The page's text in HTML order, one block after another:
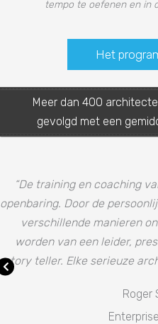
tempo te oefenen en in
Het
Meer dan 400
gevolgd met een
“De training en coaching
openbaring. Door de
verschillende manieren
worden van een leider,
story teller. Elke serieuze
Roger